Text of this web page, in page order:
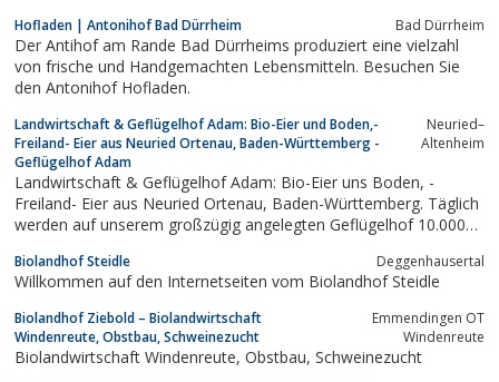
Hofladen | Antonihof Bad Dürrheim Bad Dürrheim
Der Antihof am Rande Bad Dürrheims produziert eine vielzahl
von frische und Handgemachten Lebensmitteln. Besuchen Sie
den Antonihof Hofladen.
Landwirtschaft & Geflügelhof Adam: Bio-Eier und Boden,-
Freiland- Eier aus Neuried Ortenau, Baden-Württemberg -
Geflügelhof Adam
Neuried–
Altenheim
Landwirtschaft & Geflügelhof Adam: Bio-Eier uns Boden, -
Freiland- Eier aus Neuried Ortenau, Baden-Württemberg. Täglich
werden auf unserem großzügig angelegten Geflügelhof 10.000
konventioneller Bodenhaltung, Freilandhaltung sowie auch Bio-
Eier unseres Rohrburger Bio...
Biolandhof Steidle Deggenhausertal
Willkommen auf den Internetseiten vom Biolandhof Steidle
Biolandhof Ziebold – Biolandwirtschaft
Windenreute, Obstbau, Schweinezucht
Emmendingen OT
Windenreute
Biolandwirtschaft Windenreute, Obstbau, Schweinezucht